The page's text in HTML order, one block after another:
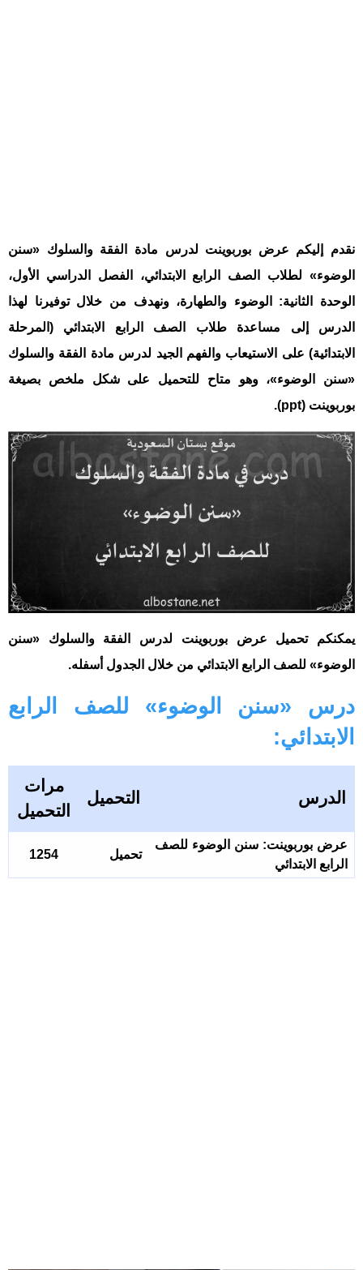
نقدم إليكم عرض بوربوينت لدرس مادة الفقة والسلوك «سنن
الوضوء» لطلاب الصف الرابع الابتدائي، الفصل الدراسي الأول،
الوحدة الثانية: الوضوء والطهارة، ونهدف من خلال توفيرنا لهذا
الدرس إلى مساعدة طلاب الصف الرابع الابتدائي (المرحلة
الابتدائية) على الاستيعاب والفهم الجيد لدرس مادة الفقة والسلوك
«سنن الوضوء»، وهو متاح للتحميل على شكل ملخص بصيغة
بوربوينت (ppt).
يمكنكم تحميل عرض بوربوينت لدرس الفقة والسلوك «سنن
الوضوء» للصف الرابع الابتدائي من خلال الجدول أسفله.
درس «سنن الوضوء» للصف الرابع
الابتدائي:
الدرس التحميل
مرات
التحميل
عرض بوربوينت: سنن الوضوء للصف
الرابع الابتدائي
تحميل 1254